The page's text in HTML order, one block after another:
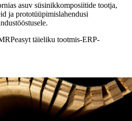
asuv süsinikkomposiitide tootja,
ja prototüüpimislahendusi
täieliku tootmis-ERP-